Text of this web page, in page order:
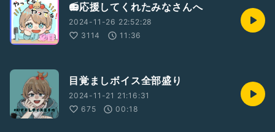
📻応援してくれたみなさんへ
2024-11-26 22:52:28
3114
11:36
目覚ましボイス全部盛り
2024-11-21 21:16:31
675
00:18